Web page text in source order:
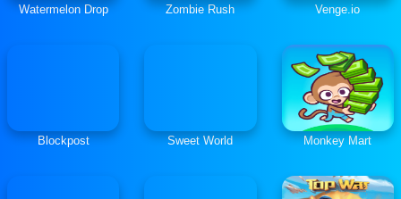
Watermelon Drop Zombie Rush Venge.io
Blockpost Sweet World Monkey Mart